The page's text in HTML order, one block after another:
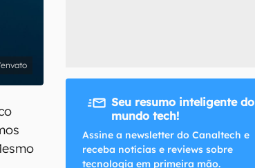
Seu resumo inteligente do
mundo tech!
Assine a newsletter do Canaltech e
receba notícias e reviews sobre
tecnologia em primeira mão.